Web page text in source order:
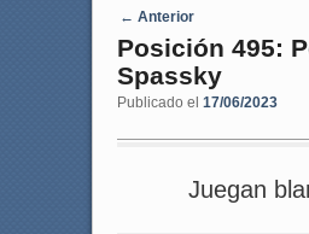
Navegaci�n de entradas
← Anterior
Posición 495:
Spassky
Publicado el 17/06/2023
Juegan